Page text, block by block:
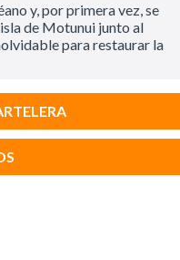
y, por primera vez, se
de Motunui junto al
para restaurar la